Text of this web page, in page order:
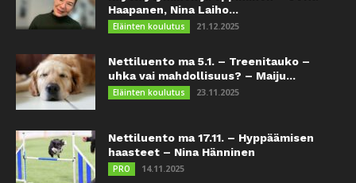
Haapanen, Nina Laiho...
Eläinten koulutus 21.12.2025
Nettiluento ma 5.1. – Treenitauko –
uhka vai mahdollisuus? – Maiju...
Eläinten koulutus 23.11.2025
Nettiluento ma 17.11. – Hyppäämisen
haasteet – Nina Hänninen
PRO 14.11.2025